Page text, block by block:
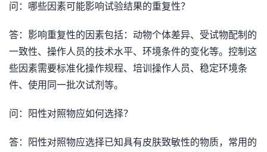
问：哪些因素可能影响试验结果的重复性？
答：影响重复性的因素包括：动物个体差异、受试物配制的
一致性、操作人员的技术水平、环境条件的变化等。控制这
些因素需要标准化操作规程、培训操作人员、稳定环境条
件、使用同一批次试剂等。
问：阳性对照物应如何选择？
答：阳性对照物应选择已知具有皮肤致敏性的物质，常用的